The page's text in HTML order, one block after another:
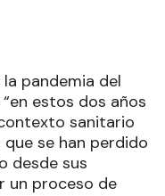
pandemia del
estos dos años
sanitario
se han perdido
desde sus
un proceso de